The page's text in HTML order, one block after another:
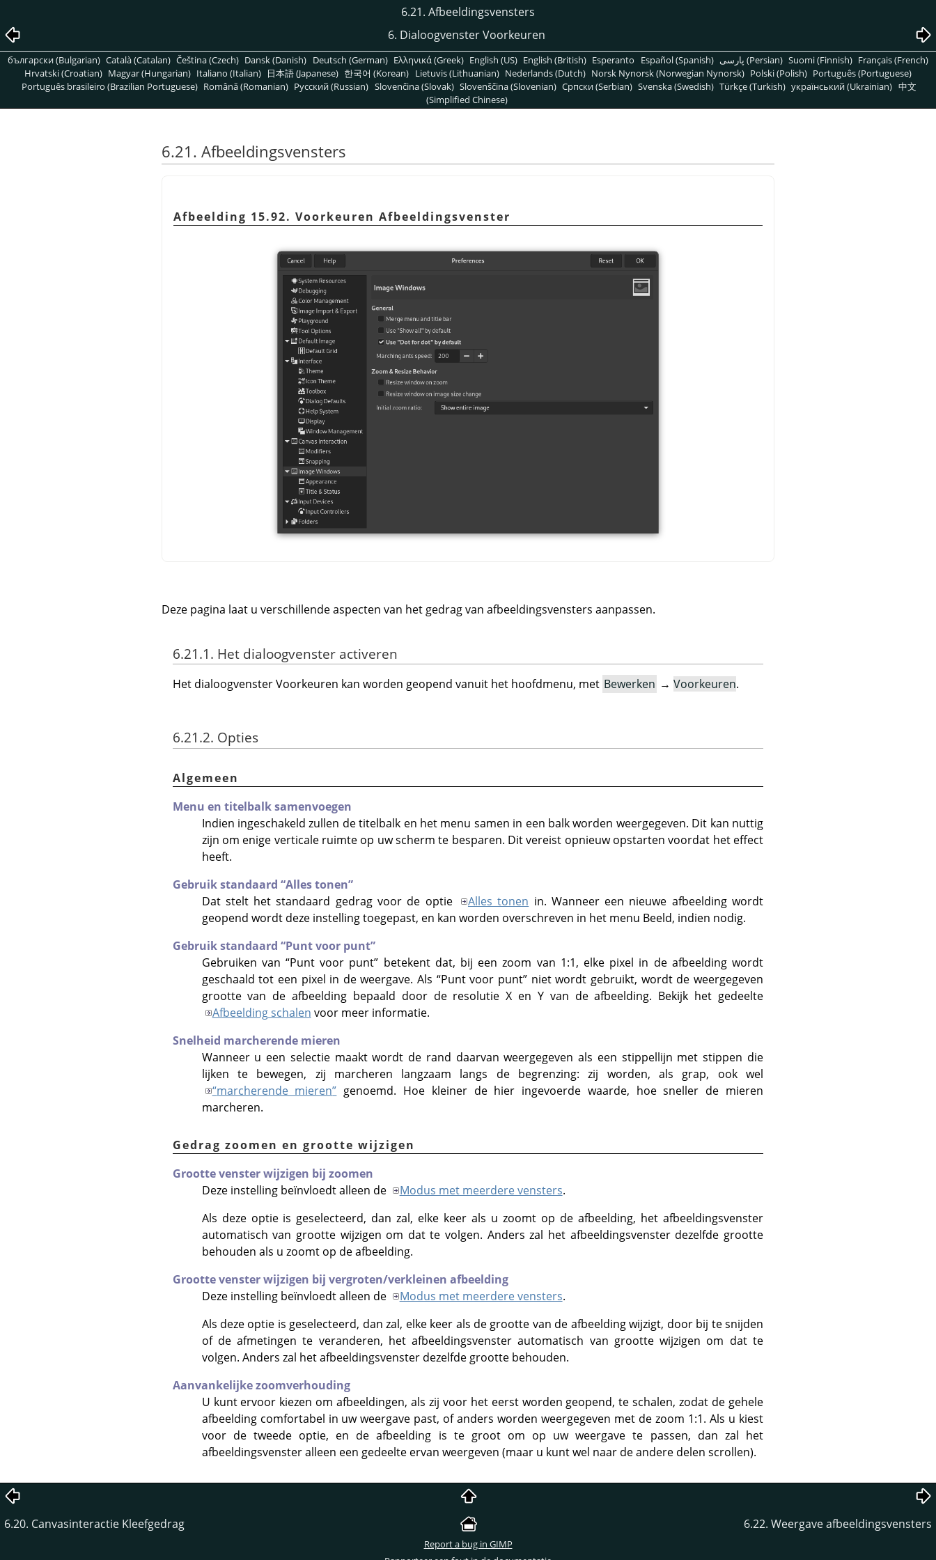
6.21. Afbeeldingsvensters
6. Dialoogvenster Voorkeuren
български (Bulgarian) Català (Catalan) Čeština (Czech) Dansk (Danish) Deutsch (German) Ελληνικά (Greek) English (US) English (British) Esperanto Español (Spanish) پارسی (Persian) Suomi (Finnish) Français (French)
Hrvatski (Croatian) Magyar (Hungarian) Italiano (Italian) 日本語 (Japanese) 한국어 (Korean) Lietuvis (Lithuanian) Nederlands (Dutch) Norsk Nynorsk (Norwegian Nynorsk) Polski (Polish) Português (Portuguese)
Português brasileiro (Brazilian Portuguese) Română (Romanian) Pусский (Russian) Slovenčina (Slovak) Slovenščina (Slovenian) Српски (Serbian) Svenska (Swedish) Türkçe (Turkish) український (Ukrainian) 中文
(Simplified Chinese)
6.21. Afbeeldingsvensters
Afbeelding 15.92. Voorkeuren Afbeeldingsvenster
Deze pagina laat u verschillende aspecten van het gedrag van afbeeldingsvensters aanpassen.
6.21.1. Het dialoogvenster activeren
Het dialoogvenster Voorkeuren kan worden geopend vanuit het hoofdmenu, met Bewerken → Voorkeuren.
6.21.2. Opties
Algemeen
Menu en titelbalk samenvoegen
Indien ingeschakeld zullen de titelbalk en het menu samen in een balk worden weergegeven. Dit kan nuttig
zijn om enige verticale ruimte op uw scherm te besparen. Dit vereist opnieuw opstarten voordat het effect
heeft.
Gebruik standaard “Alles tonen”
Dat stelt het standaard gedrag voor de optie
Alles tonen in. Wanneer een nieuwe afbeelding wordt
geopend wordt deze instelling toegepast, en kan worden overschreven in het menu Beeld, indien nodig.
Gebruik standaard “Punt voor punt”
Gebruiken van “Punt voor punt” betekent dat, bij een zoom van 1:1, elke pixel in de afbeelding wordt
geschaald tot een pixel in de weergave. Als “Punt voor punt” niet wordt gebruikt, wordt de weergegeven
grootte van de afbeelding bepaald door de resolutie X en Y van de afbeelding. Bekijk het gedeelte
Afbeelding schalen voor meer informatie.
Snelheid marcherende mieren
Wanneer u een selectie maakt wordt de rand daarvan weergegeven als een stippellijn met stippen die
lijken te bewegen, zij marcheren langzaam langs de begrenzing: zij worden, als grap, ook wel
“marcherende mieren” genoemd. Hoe kleiner de hier ingevoerde waarde, hoe sneller de mieren
marcheren.
Gedrag zoomen en grootte wijzigen
Grootte venster wijzigen bij zoomen
Deze instelling beïnvloedt alleen de
Modus met meerdere vensters.
Als deze optie is geselecteerd, dan zal, elke keer als u zoomt op de afbeelding, het afbeeldingsvenster
automatisch van grootte wijzigen om dat te volgen. Anders zal het afbeeldingsvenster dezelfde grootte
behouden als u zoomt op de afbeelding.
Grootte venster wijzigen bij vergroten/verkleinen afbeelding
Deze instelling beïnvloedt alleen de
Modus met meerdere vensters.
Als deze optie is geselecteerd, dan zal, elke keer als de grootte van de afbeelding wijzigt, door bij te snijden
of de afmetingen te veranderen, het afbeeldingsvenster automatisch van grootte wijzigen om dat te
volgen. Anders zal het afbeeldingsvenster dezelfde grootte behouden.
Aanvankelijke zoomverhouding
U kunt ervoor kiezen om afbeeldingen, als zij voor het eerst worden geopend, te schalen, zodat de gehele
afbeelding comfortabel in uw weergave past, of anders worden weergegeven met de zoom 1:1. Als u kiest
voor de tweede optie, en de afbeelding is te groot om op uw weergave te passen, dan zal het
afbeeldingsvenster alleen een gedeelte ervan weergeven (maar u kunt wel naar de andere delen scrollen).
6.20. Canvasinteractie Kleefgedrag 6.22. Weergave afbeeldingsvensters
Report a bug in GIMP